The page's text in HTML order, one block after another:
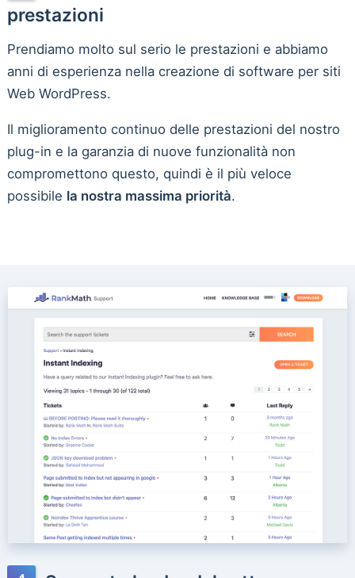
prestazioni
Prendiamo molto sul serio le prestazioni e abbiamo
anni di esperienza nella creazione di software per siti
Web WordPress.
Il miglioramento continuo delle prestazioni del nostro
plug-in e la garanzia di nuove funzionalità non
compromettono questo, quindi è il più veloce
possibile la nostra massima priorità.